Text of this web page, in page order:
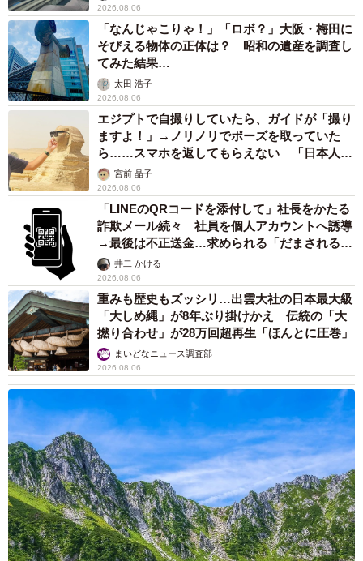
2026.08.06
「なんじゃこりゃ！」「ロボ？」大阪・梅田に
そびえる物体の正体は？ 昭和の遺産を調査し
てみた結果…
太田 浩子
2026.08.06
エジプトで自撮りしていたら、ガイドが「撮り
ますよ！」→ノリノリでポーズを取っていた
ら……スマホを返してもらえない 「日本人は
カモ代表かも」「私は6時間で3万円払った」
宮前 晶子
2026.08.06
「LINEのQRコードを添付して」社長をかたる
詐欺メール続々 社員を個人アカウントへ誘導
→最後は不正送金…求められる「だまされる前
提」の対策
井二 かける
2026.08.06
重みも歴史もズッシリ…出雲大社の日本最大級
「大しめ縄」が8年ぶり掛けかえ 伝統の「大
撚り合わせ」が28万回超再生「ほんとに圧巻」
まいどなニュース調査部
2026.08.06